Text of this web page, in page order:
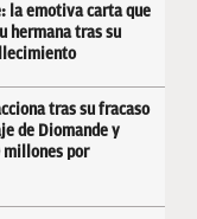
la emotiva carta que
hermana tras su
tras su fracaso
de Diomande y
millones por